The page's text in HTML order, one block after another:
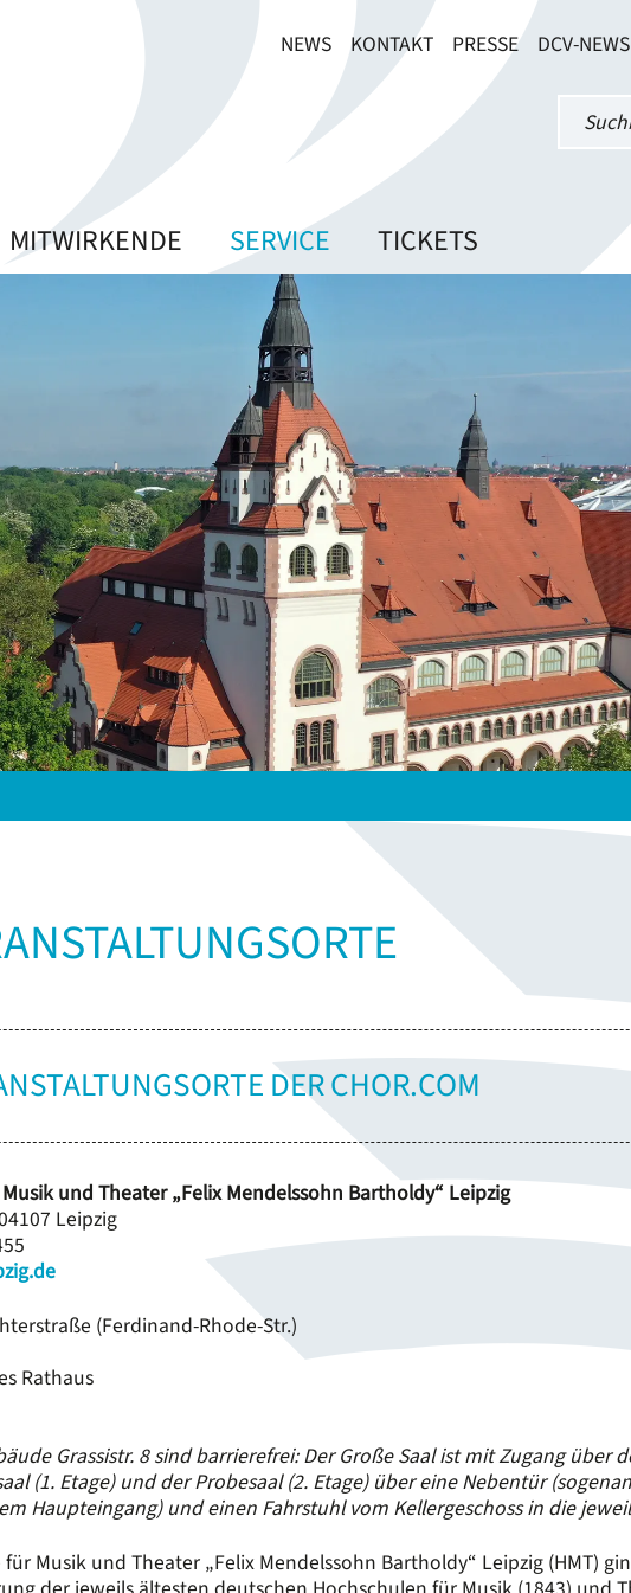
NEWS KONTAKT PRESSE DCV-
MITWIRKENDE SERVICE TICKETS
DER CHOR.COM
und Theater „Felix Mendelssohn Bartholdy“ Leipzig
Leipzig
(Ferdinand-Rhode-Str.)
Rathaus
Grassistr. 8 sind barrierefrei: Der Große Saal ist mit Zugang über
(1. Etage) und der Probesaal (2. Etage) über eine Nebentür
Haupteingang) und einen Fahrstuhl vom Kellergeschoss in die
Musik und Theater „Felix Mendelssohn Bartholdy“ Leipzig (HMT)